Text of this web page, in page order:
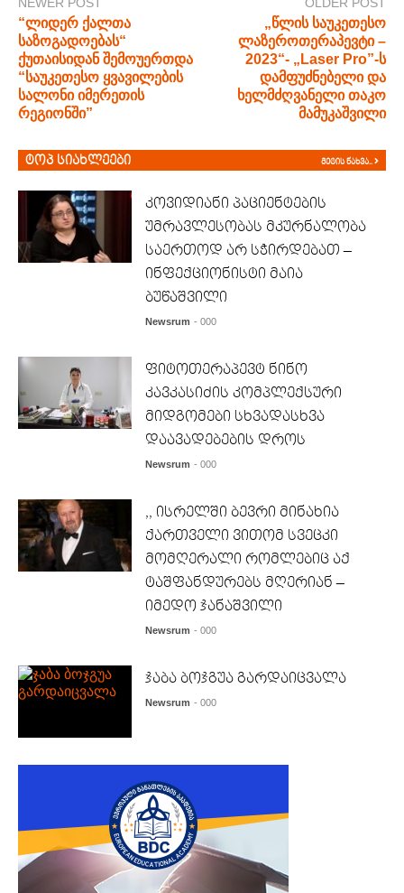
NEWER POST
“ლიდერ ქალთა
საზოგადოებას“
ქუთაისიდან შემოუერთდა
“საუკეთესო ყვავილების
სალონი იმერეთის
რეგიონში”
OLDER POST
„წლის საუკეთესო
ლაზეროთერაპევტი –
2023“- „Laser Pro”-ს
დამფუძნებელი და
ხელმძღვანელი თაკო
მამუკაშვილი
ტოპ სიახლეები მეტის ნახვა..
კოვიდიანი პაციენტების
უმრავლესობას მკურნალობა
საერთოდ არ სჭირდებათ –
ინფექციონისტი მაია
ბუწაშვილი
Newsrum - 000
ფიტოთერაპევტ ნინო
კავკასიძის კომპლექსური
მიდგომები სხვადასხვა
დაავადებების დროს
Newsrum - 000
,, ისრელში ბევრი მინახია
ქართველი ვითომ სვეცკი
მომღერალი რომლებიც აქ
ტაშფანდურებს მღერიან –
იმედო ჯანაშვილი
Newsrum - 000
ჯაბა ბოჯგუა გარდაიცვალა
Newsrum - 000